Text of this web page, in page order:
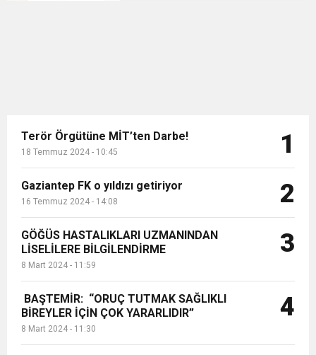
Terör Örgütüne MİT’ten Darbe!
18 Temmuz 2024 - 10:45 1
Gaziantep FK o yıldızı getiriyor
16 Temmuz 2024 - 14:08 2
GÖĞÜS HASTALIKLARI UZMANINDAN
LİSELİLERE BİLGİLENDİRME
8 Mart 2024 - 11:59
3
BAŞTEMİR: “ORUÇ TUTMAK SAĞLIKLI
BİREYLER İÇİN ÇOK YARARLIDIR”
8 Mart 2024 - 11:30
4